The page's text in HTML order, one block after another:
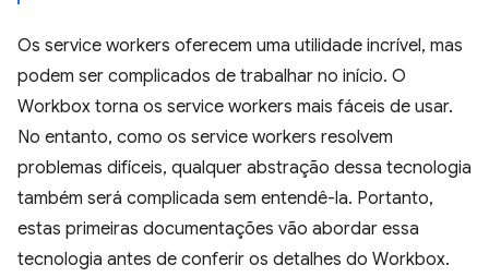
Os service workers oferecem uma utilidade incrível, mas
podem ser complicados de trabalhar no início. O
Workbox torna os service workers mais fáceis de usar.
No entanto, como os service workers resolvem
problemas difíceis, qualquer abstração dessa tecnologia
também será complicada sem entendê-la. Portanto,
estas primeiras documentações vão abordar essa
tecnologia antes de conferir os detalhes do Workbox.